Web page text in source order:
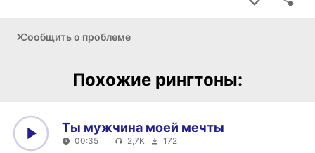
Сообщить о проблеме
Похожие рингтоны:
Ты мужчина моей мечты
00:35 2,7K 172